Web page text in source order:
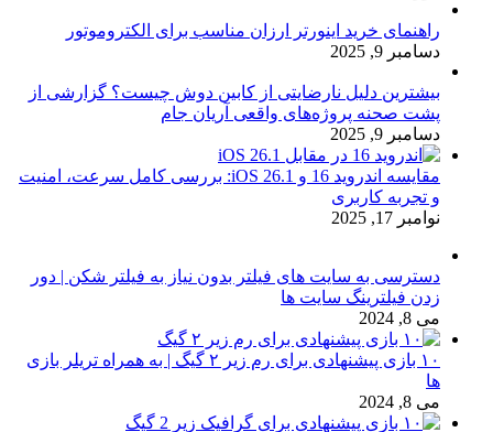
راهنمای خرید اینورتر ارزان مناسب برای الکتروموتور
دسامبر 9, 2025
بیشترین دلیل نارضایتی از کابین دوش چیست؟ گزارشی از
پشت صحنه پروژه‌های واقعی آریان جام
دسامبر 9, 2025
مقایسه اندروید 16 و iOS 26.1: بررسی کامل سرعت، امنیت
و تجربه کاربری
نوامبر 17, 2025
دسترسی به سایت های فیلتر بدون نیاز به فیلتر شکن | دور
زدن فیلترینگ سایت ها
می 8, 2024
۱۰ بازی پیشنهادی برای رم زیر ۲ گیگ | به همراه تریلر بازی
ها
می 8, 2024